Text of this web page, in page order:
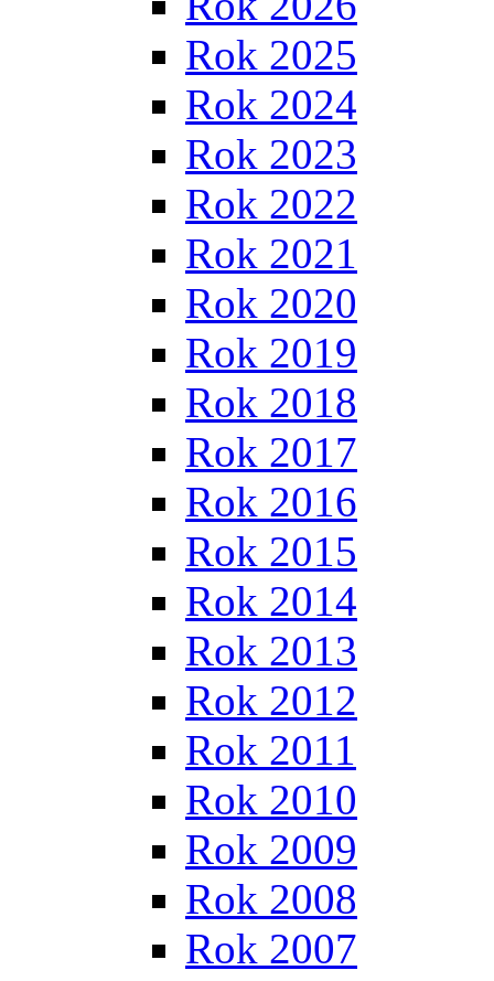
Rok 2025
Rok 2024
Rok 2023
Rok 2022
Rok 2021
Rok 2020
Rok 2019
Rok 2018
Rok 2017
Rok 2016
Rok 2015
Rok 2014
Rok 2013
Rok 2012
Rok 2011
Rok 2010
Rok 2009
Rok 2008
Rok 2007